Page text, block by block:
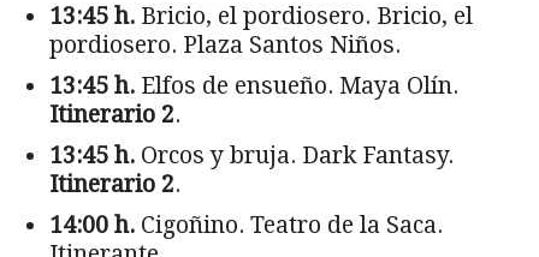
13:45 h. Bricio, el pordiosero. Bricio, el
pordiosero. Plaza Santos Niños.
13:45 h. Elfos de ensueño. Maya Olín.
Itinerario 2.
13:45 h. Orcos y bruja. Dark Fantasy.
Itinerario 2.
14:00 h. Cigoñino. Teatro de la Saca.